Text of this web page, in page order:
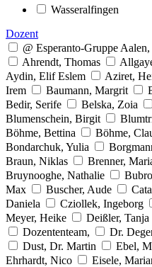
Wasseralfingen
Dozent
@ Esperanto-Gruppe
Ahrendt, Thomas
Aydin, Elif Eslem
Aziret,
Irem
Baumann, Margrit
Bedir, Serife
Belska, Zoia
Blumenschein, Birgit
Böhme, Bettina
Böhme,
Bondarchuk, Yulia
Braun, Niklas
Brenner,
Bruynooghe, Nathalie
Max
Buscher, Aude
Daniela
Cziollek, Ingeborg
Meyer, Heike
Deißler, Tanja
Dozententeam,
Dr.
Dust, Dr. Martin
Ebel,
Ehrhardt, Nico
Eisele,